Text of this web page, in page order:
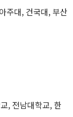
주대, 건국대, 부산
, 전남대학교, 한